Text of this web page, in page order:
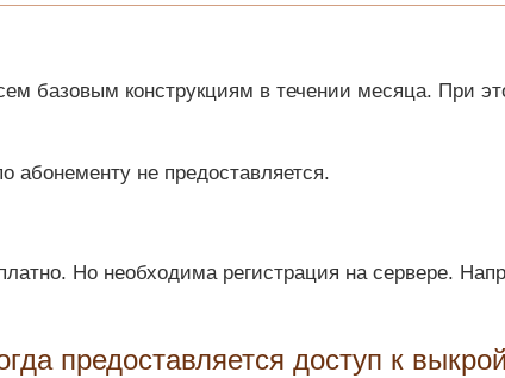
базовым конструкциям в течении месяца. При
абонементу не предоставляется.
Но необходима регистрация на сервере.
предоставляется доступ к